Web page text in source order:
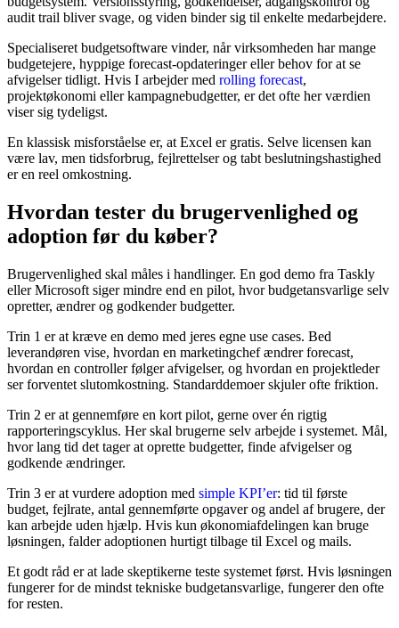
audit trail bliver svage, og viden binder sig til enkelte medarbejdere.
Specialiseret budgetsoftware vinder, når virksomheden har mange
budgetejere, hyppige forecast-opdateringer eller behov for at se
afvigelser tidligt. Hvis I arbejder med rolling forecast,
projektøkonomi eller kampagnebudgetter, er det ofte her værdien
viser sig tydeligst.
En klassisk misforståelse er, at Excel er gratis. Selve licensen kan
være lav, men tidsforbrug, fejlrettelser og tabt beslutningshastighed
er en reel omkostning.
Hvordan tester du brugervenlighed og
adoption før du køber?
Brugervenlighed skal måles i handlinger. En god demo fra Taskly
eller Microsoft siger mindre end en pilot, hvor budgetansvarlige selv
opretter, ændrer og godkender budgetter.
Trin 1 er at kræve en demo med jeres egne use cases. Bed
leverandøren vise, hvordan en marketingchef ændrer forecast,
hvordan en controller følger afvigelser, og hvordan en projektleder
ser forventet slutomkostning. Standarddemoer skjuler ofte friktion.
Trin 2 er at gennemføre en kort pilot, gerne over én rigtig
rapporteringscyklus. Her skal brugerne selv arbejde i systemet. Mål,
hvor lang tid det tager at oprette budgetter, finde afvigelser og
godkende ændringer.
Trin 3 er at vurdere adoption med simple KPI’er: tid til første
budget, fejlrate, antal gennemførte opgaver og andel af brugere, der
kan arbejde uden hjælp. Hvis kun økonomiafdelingen kan bruge
løsningen, falder adoptionen hurtigt tilbage til Excel og mails.
Et godt råd er at lade skeptikerne teste systemet først. Hvis løsningen
fungerer for de mindst tekniske budgetansvarlige, fungerer den ofte
for resten.